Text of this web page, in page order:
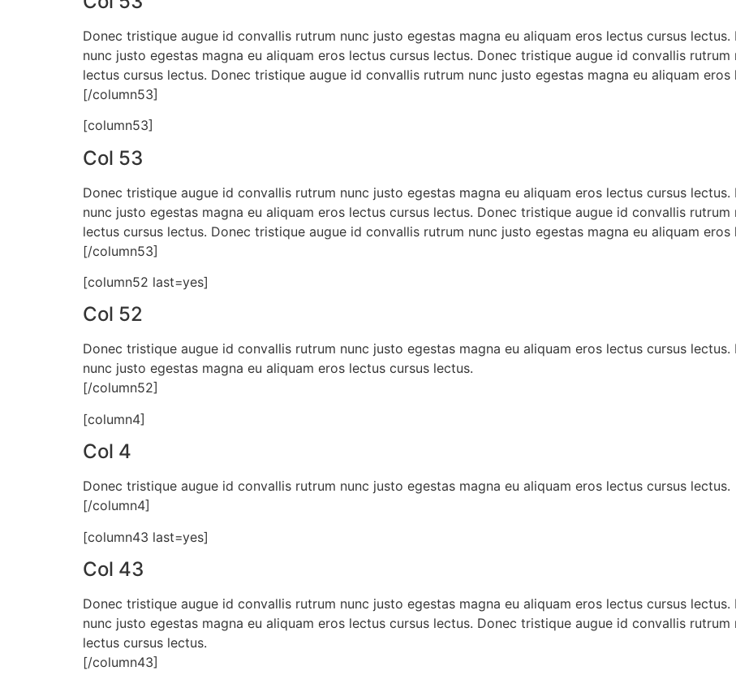
Donec tristique augue id convallis rutrum nunc justo egestas magna eu aliquam eros lectus cursus
nunc justo egestas magna eu aliquam eros lectus cursus lectus. Donec tristique augue id convallis
lectus cursus lectus. Donec tristique augue id convallis rutrum nunc justo egestas magna eu aliquam eros
[/column53]
[column53]
Col 53
Donec tristique augue id convallis rutrum nunc justo egestas magna eu aliquam eros lectus cursus
nunc justo egestas magna eu aliquam eros lectus cursus lectus. Donec tristique augue id convallis
lectus cursus lectus. Donec tristique augue id convallis rutrum nunc justo egestas magna eu aliquam eros
[/column53]
[column52 last=yes]
Col 52
Donec tristique augue id convallis rutrum nunc justo egestas magna eu aliquam eros lectus cursus
nunc justo egestas magna eu aliquam eros lectus cursus lectus.
[/column52]
[column4]
Col 4
Donec tristique augue id convallis rutrum nunc justo egestas magna eu aliquam eros lectus cursus lectus.
[/column4]
[column43 last=yes]
Col 43
Donec tristique augue id convallis rutrum nunc justo egestas magna eu aliquam eros lectus cursus
nunc justo egestas magna eu aliquam eros lectus cursus lectus. Donec tristique augue id convallis
lectus cursus lectus.
[/column43]